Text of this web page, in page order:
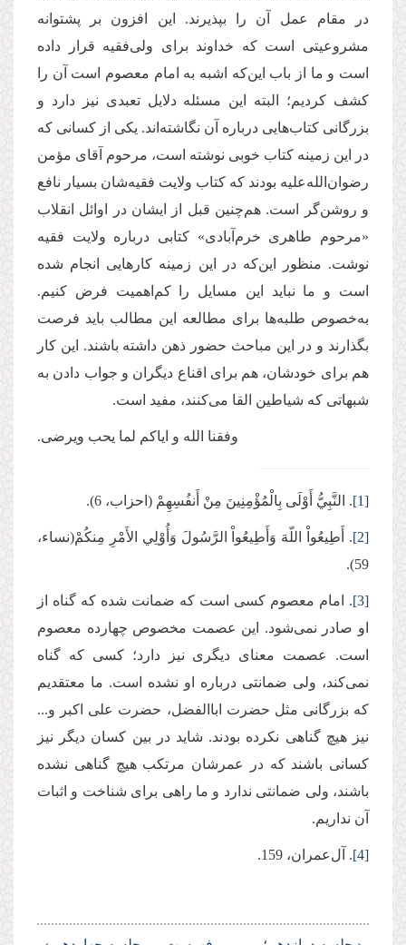
در مقام عمل آن‌ را بپذیرند. این افزون بر پشتوانه
مشروعیتی است که خداوند برای ولی‌فقیه قرار داده
است و ما از باب‌ این‌که اشبه به امام معصوم است آن را
کشف کردیم؛ البته این مسئله دلایل تعبدی نیز دارد و
بزرگانی کتاب‌هایی درباره آن نگاشته‌اند. یکی از کسانی که
در این زمینه کتاب خوبی نوشته است، مرحوم آقای مؤمن
رضوان‌الله‌علیه بودند که کتاب ولایت فقیه‌شان بسیار نافع
و روشن‌گر است. هم‌چنین قبل از ایشان در اوائل انقلاب
«مرحوم طاهری خرم‌آبادی» کتابی درباره ولایت فقیه
نوشت. منظور این‌که در این زمینه کارهایی انجام شده
است و ما نباید این‌ مسایل را کم‌اهمیت فرض کنیم.
به‌خصوص طلبه‌ها برای مطالعه این مطالب باید فرصت
بگذارند و در این مباحث حضور ذهن داشته باشند. این کار
هم برای خودشان، هم برای اقناع دیگران و جواب دادن به
شبهاتی که شیاطین القا می‌کنند، ‌مفید است.
وفقنا الله و ایاکم لما یحب ویرضی.
[1]. النَّبِيُّ أَوْلَى بِالْمُؤْمِنِينَ مِنْ أَنفُسِهِمْ (احزاب، 6).
[2]. أَطِيعُواْ اللّهَ وَأَطِيعُواْ الرَّسُولَ وَأُوْلِي الأَمْرِ مِنكُمْ(نساء،
59).
[3]. امام معصوم کسی است که ضمانت شده که گناه از
او صادر نمی‌شود. این عصمت مخصوص چهارده معصوم
است. عصمت معنای دیگری نیز دارد؛ کسی که گناه
نمی‌کند، ولی ضمانتی درباره او نشده است. ما معتقدیم
که بزرگانی مثل حضرت اباالفضل، حضرت علی اکبر و...
نیز هیچ گناهی نکرده بودند. شاید در بین کسان دیگر نیز
کسانی باشند که در عمرشان مرتکب هیچ گناهی نشده
باشند، ولی ضمانتی ندارد و ما راهی برای شناخت و اثبات
آن نداریم.
[4]. آل‌عمران، 159.